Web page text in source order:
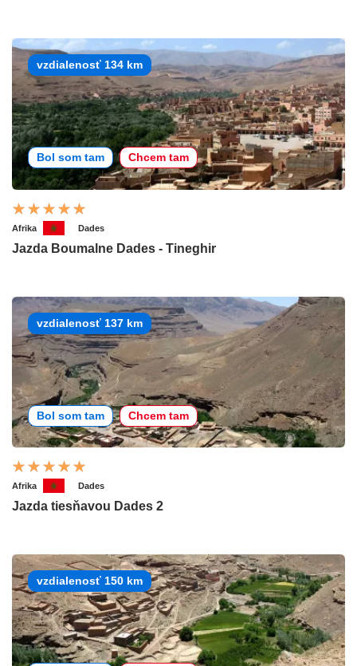
vzdialenosť 134 km
Bol som tam Chcem tam
Afrika Dades
Jazda Boumalne Dades - Tineghir
vzdialenosť 137 km
Bol som tam Chcem tam
Afrika Dades
Jazda tiesňavou Dades 2
vzdialenosť 150 km